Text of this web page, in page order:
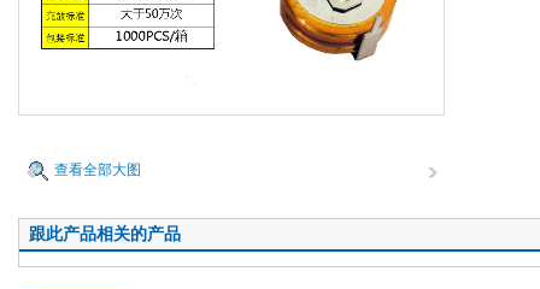
查看全部大图
跟此产品相关的产品